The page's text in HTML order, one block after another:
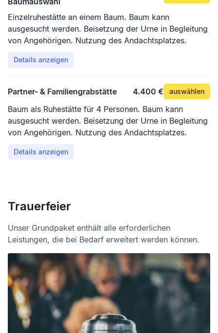
Einzelruhestätte an einem Baum. Baum kann
ausgesucht werden. Beisetzung der Urne in Begleitung
von Angehörigen. Nutzung des Andachtsplatzes.
Details anzeigen
Partner- & Familiengrabstätte 4.400 € auswählen
Baum als Ruhestätte für 4 Personen. Baum kann
ausgesucht werden. Beisetzung der Urne in Begleitung
von Angehörigen. Nutzung des Andachtsplatzes.
Details anzeigen
Trauerfeier
Unser Grundpaket enthält alle erforderlichen
Leistungen, die bei Bedarf erweitert werden können.